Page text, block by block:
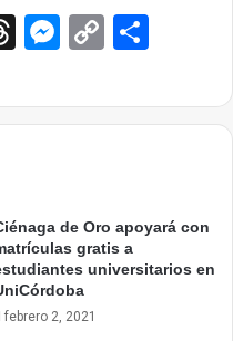
ThreadsCopy
de Oro apoyará con
gratis a
universitarios en
febrero 2, 2021